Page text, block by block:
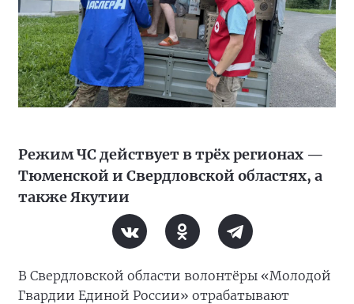
Режим ЧС действует в трёх регионах —
Тюменской и Свердловской областях, а
также Якутии
В Свердловской области волонтёры «Молодой
Гвардии Единой России» отрабатывают